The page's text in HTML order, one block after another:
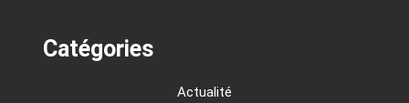
Catégories
Actualité